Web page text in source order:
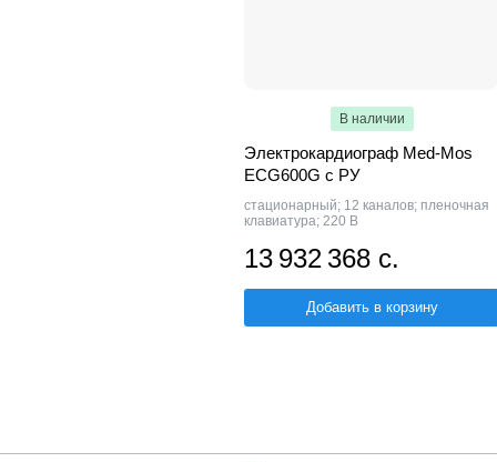
В наличии
Электрокардиограф Med-Mos
ECG600G с РУ
стационарный; 12 каналов; пленочная
клавиатура; 220 В
13 932 368 с.
Добавить в корзину